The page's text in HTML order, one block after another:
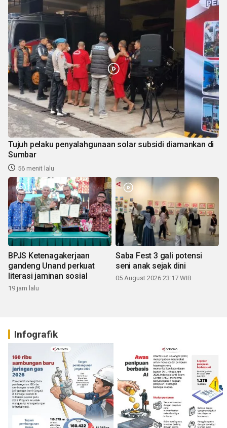
Tujuh pelaku penyalahgunaan solar subsidi diamankan di
Sumbar
56 menit lalu
BPJS Ketenagakerjaan
gandeng Unand perkuat
literasi jaminan sosial
19 jam lalu
Saba Fest 3 gali potensi
seni anak sejak dini
05 August 2026 23:17 WIB
Infografik